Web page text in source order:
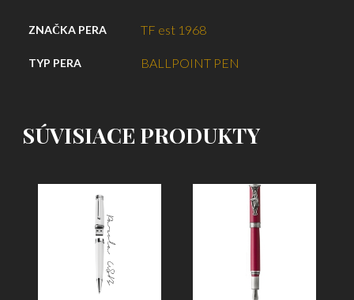
ZNAČKA PERA TF est 1968
TYP PERA BALLPOINT PEN
SÚVISIACE PRODUKTY